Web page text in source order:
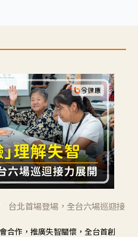
台北首場登場，全台六場巡迴接
合作，推廣失智關懷，全台首創